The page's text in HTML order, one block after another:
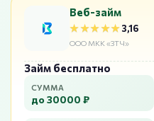
Веб-займ
★★★★★
★★★★★3,16
ООО МКК «ЗТЧ»
Займ бесплатно
СУММА
до 30000 ₽